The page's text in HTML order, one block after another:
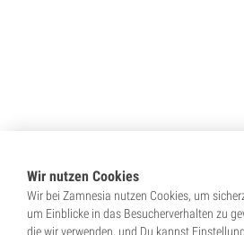
Wir nutzen Cookies
Wir bei Zamnesia nutzen Cookies, um
um Einblicke in das Besucherverhalten zu
die wir verwenden, und Du kannst